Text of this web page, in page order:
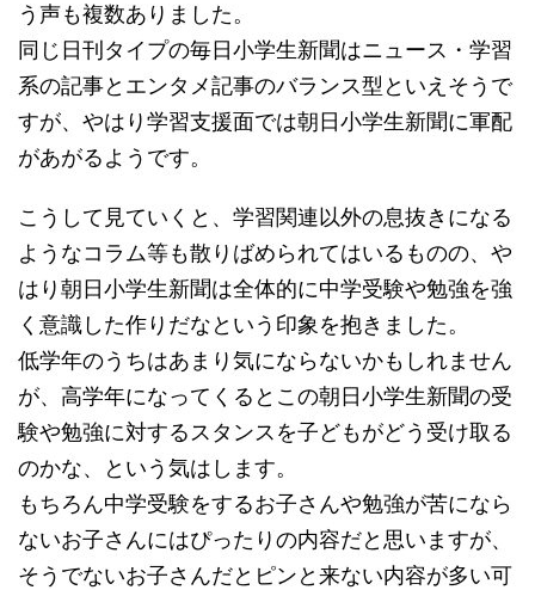
う声も複数ありました。
同じ日刊タイプの毎日小学生新聞はニュース・学習
系の記事とエンタメ記事のバランス型といえそうで
すが、やはり学習支援面では朝日小学生新聞に軍配
があがるようです。
こうして見ていくと、学習関連以外の息抜きになる
ようなコラム等も散りばめられてはいるものの、や
はり朝日小学生新聞は全体的に中学受験や勉強を強
く意識した作りだなという印象を抱きました。
低学年のうちはあまり気にならないかもしれません
が、高学年になってくるとこの朝日小学生新聞の受
験や勉強に対するスタンスを子どもがどう受け取る
のかな、という気はします。
もちろん中学受験をするお子さんや勉強が苦になら
ないお子さんにはぴったりの内容だと思いますが、
そうでないお子さんだとピンと来ない内容が多い可